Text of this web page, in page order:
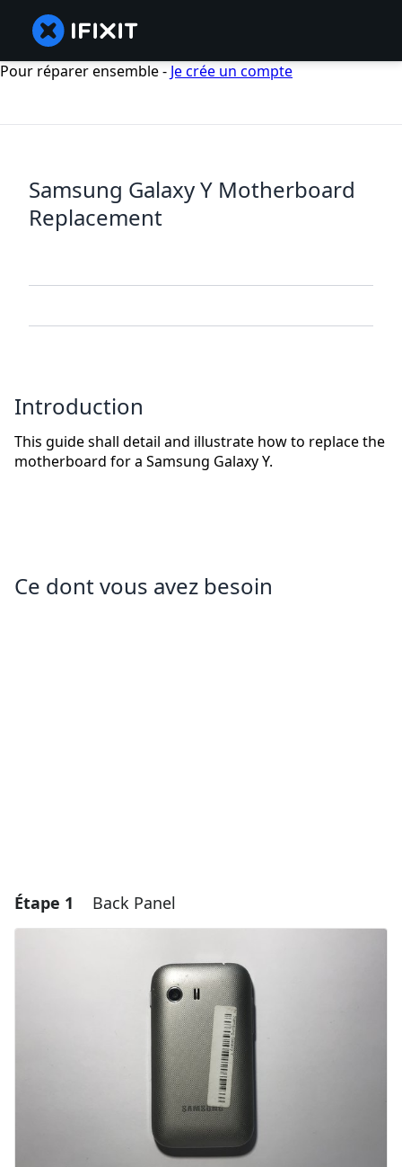
Pour réparer ensemble - Je crée un compte
Samsung Galaxy Y Motherboard
Replacement
Introduction
This guide shall detail and illustrate how to replace the
motherboard for a Samsung Galaxy Y.
Ce dont vous avez besoin
Étape 1 Back Panel